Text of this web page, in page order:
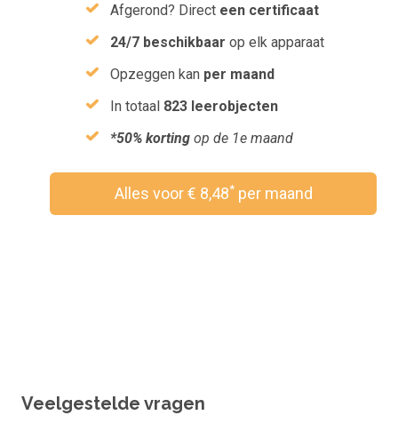
Afgerond? Direct een certificaat
24/7 beschikbaar op elk apparaat
Opzeggen kan per maand
In totaal 823 leerobjecten
*50% korting op de 1e maand
Alles voor € 8,48*per maand
Veelgestelde vragen